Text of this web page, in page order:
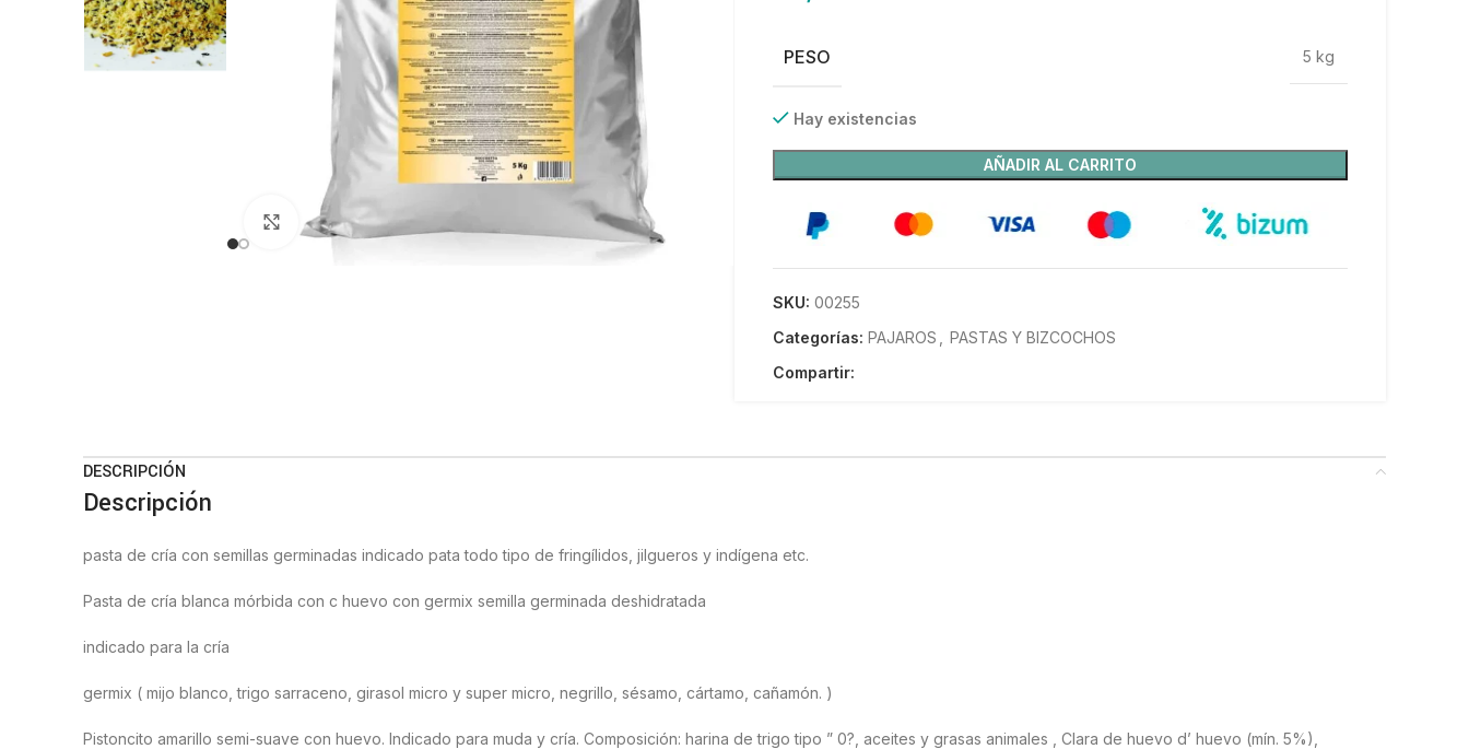
Haga clic para ampliar
PESO 5 kg
Hay existencias
AÑADIR AL CARRITO
SKU: 00255
Categorías: PAJAROS
PASTAS Y BIZCOCHOS
Compartir:
DESCRIPCIÓN
Descripción
pasta de cría con semillas germinadas indicado pata todo tipo de fringílidos, jilgueros y indígena etc.
Pasta de cría blanca mórbida con c huevo con germix semilla germinada deshidratada
indicado para la cría
germix ( mijo blanco, trigo sarraceno, girasol micro y super micro, negrillo, sésamo, cártamo, cañamón. )
Pistoncito amarillo semi-suave con huevo. Indicado para muda y cría. Composición: harina de trigo tipo ” 0?, aceites y grasas animales , Clara de huevo d’ huevo (mín. 5%),